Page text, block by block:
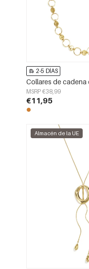
2-5 DÍAS
MSRP €38,99
€11,95
Almacén de la UE